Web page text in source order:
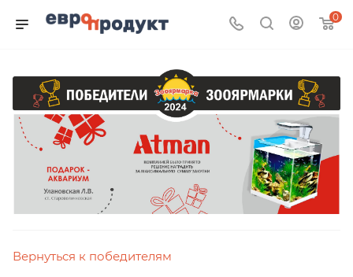
0
Вернуться к победителям